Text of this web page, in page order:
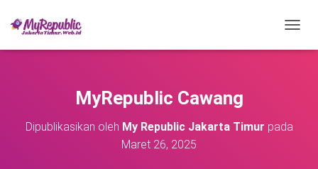
O
A
MyRepublic Cawang
Dipublikasikan oleh My Republic Jakarta Timur pada
Maret 26, 2025